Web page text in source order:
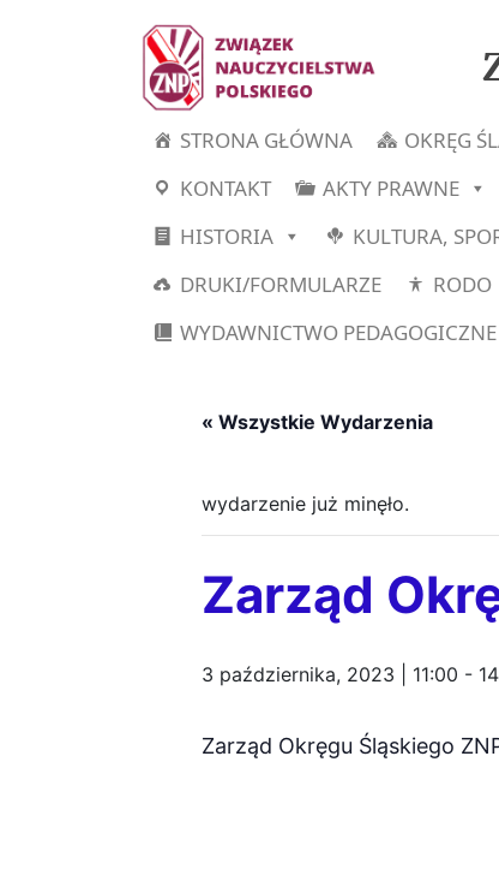
STRONA GŁÓWNA OKRĘG
KONTAKT
AKTY PRAWNE
HISTORIA
KULTURA,
DRUKI/FORMULARZE
RODO
WYDAWNICTWO
« Wszystkie Wydarzenia
wydarzenie już minęło.
Zarząd
3 października, 2023 | 11:00 -
Zarząd Okręgu Śląskiego